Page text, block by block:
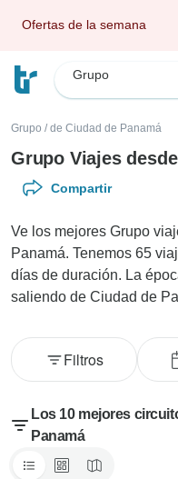
Ofertas de la semana
Grupo
Grupo / de Ciudad de Panamá
Grupo Viajes
Compartir
Ve los mejores Grupo
Panamá. Tenemos 65
días de duración. La
saliendo de Ciudad de
Filtros
Los 10 mejores
Panamá